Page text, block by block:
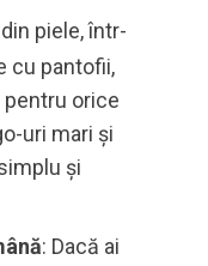
piele, într-
cu pantofii,
orice
uri mari și
și
: Dacă ai